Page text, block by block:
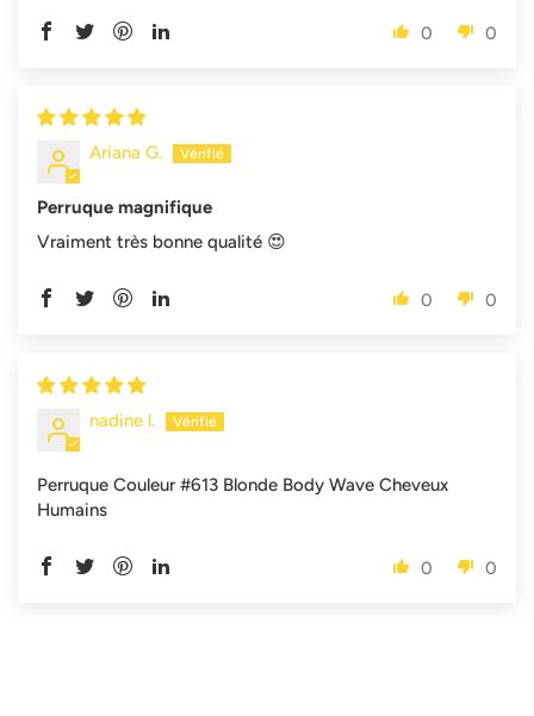
0 0
Ariana G.
Perruque magnifique
Vraiment très bonne qualité 😍
0 0
nadine l.
Perruque Couleur #613 Blonde Body Wave Cheveux
Humains
0 0